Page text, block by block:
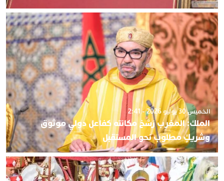
الخميس 30 يوليو 2026 - 2:41
الملك: المغرب رَسَّخ مكانته كفاعل دولي موثوق
وشريكٍ مطلوب نحو المستقبل